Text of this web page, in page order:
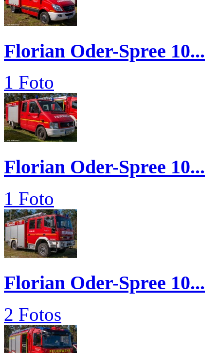
Florian Oder-Spree 10...
1 Foto
Florian Oder-Spree 10...
1 Foto
Florian Oder-Spree 10...
2 Fotos